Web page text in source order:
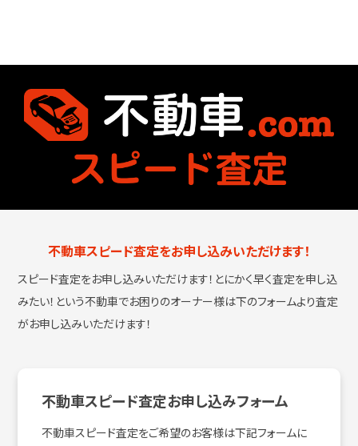
不動車スピード査定をお申し込みいただけます！
スピード査定をお申し込みいただけます！とにかく早く査定を申し込
みたい！という不動車でお困りのオーナー様は下のフォームより査定
がお申し込みいただけます！
不動車スピード査定お申し込みフォーム
不動車スピード査定をご希望のお客様は下記フォームに